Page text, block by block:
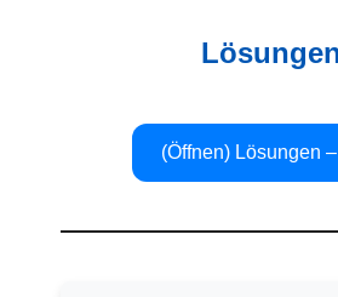
(Öffnen) Lösungen